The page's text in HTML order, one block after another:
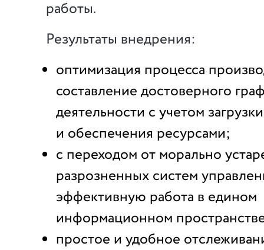
работы.
Результаты внедрения:
оптимизация процесса
составление достоверного
деятельности с учетом
и обеспечения ресурсами;
с переходом от морально
разрозненных систем
эффективную работа в едином
информационном
простое и удобное